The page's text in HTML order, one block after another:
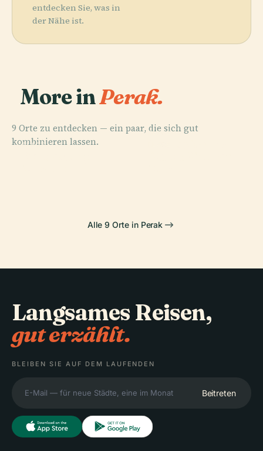
entdecken Sie, was in
der Nähe ist.
More inPerak.
9 Orte zu entdecken — ein paar, die sich gut
kombinieren lassen.
PLACE
PLACE
PLACE
Alle 9 Orte in Perak
Langsames Reisen,
gut erzählt.
BLEIBEN SIE AUF DEM LAUFENDEN
Beitreten